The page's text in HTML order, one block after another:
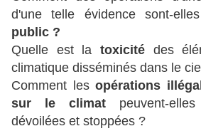
d'une telle évidence sont-
public ?
Quelle est la toxicité des
climatique disséminés dans le
Comment les opérations
sur le climat peuvent-
dévoilées et stoppées ?